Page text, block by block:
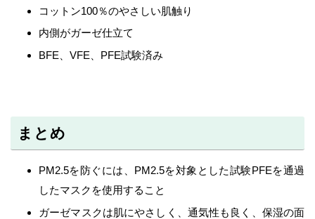
コットン100％のやさしい肌触り
内側がガーゼ仕立て
BFE、VFE、PFE試験済み
まとめ
PM2.5を防ぐには、PM2.5を対象とした試験PFEを通過
したマスクを使用すること
ガーゼマスクは肌にやさしく、通気性も良く、保湿の面